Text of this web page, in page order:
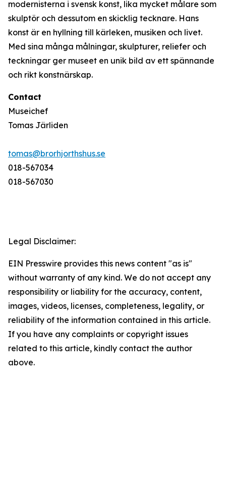
modernisterna i svensk konst, lika mycket målare som
skulptör och dessutom en skicklig tecknare. Hans
konst är en hyllning till kärleken, musiken och livet.
Med sina många målningar, skulpturer, reliefer och
teckningar ger museet en unik bild av ett spännande
och rikt konstnärskap.
Contact
Museichef
Tomas Järliden
tomas@brorhjorthshus.se
018-567034
018-567030
Legal Disclaimer:
EIN Presswire provides this news content "as is"
without warranty of any kind. We do not accept any
responsibility or liability for the accuracy, content,
images, videos, licenses, completeness, legality, or
reliability of the information contained in this article.
If you have any complaints or copyright issues
related to this article, kindly contact the author
above.